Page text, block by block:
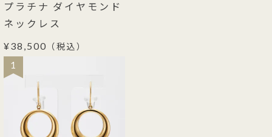
プラチナ ダイヤモンド
ネックレス
¥38,500 （税込）
1